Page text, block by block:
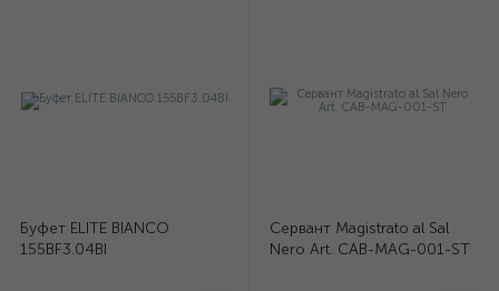
Буфет ELITE BIANCO
155BF3.04BI
Сервант Magistrato al Sal
Nero Art. CAB-MAG-001-ST